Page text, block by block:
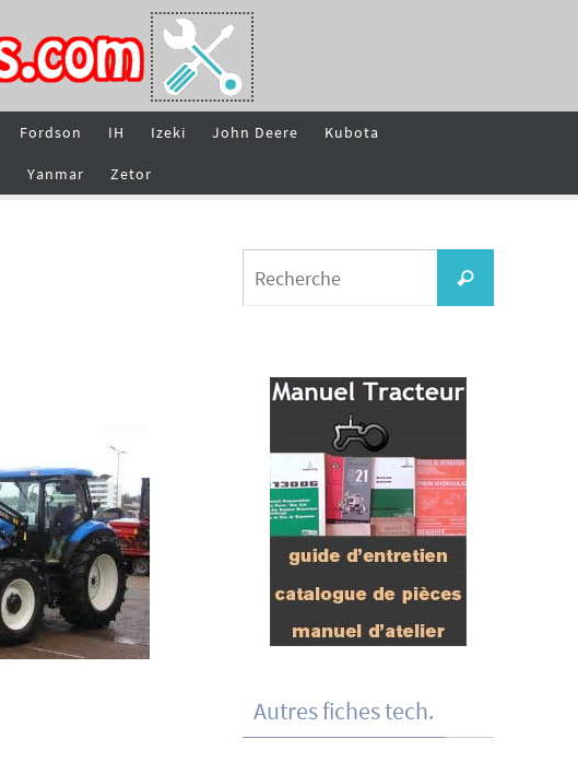
Fordson IH Izeki John Deere Kubota
Yanmar Zetor
Recherche
Autres fiches tech.